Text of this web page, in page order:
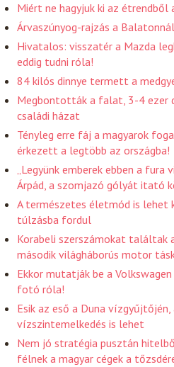
Miért ne hagyjuk ki az étrendből
Árvaszúnyog-rajzás a
Hivatalos: visszatér a Mazda
eddig tudni róla!
84 kilós dinnye termett a
Megbontották a falat, 3-4 ezer
családi házat
Tényleg erre fáj a magyarok
érkezett a legtöbb az országba!
„Legyünk emberek ebben a fura
Árpád, a szomjazó gólyát itató
A természetes életmód is lehet
túlzásba fordul
Korabeli szerszámokat találtak
második világháborús motor
Ekkor mutatják be a
fotó róla!
Esik az eső a Duna
vízszintemelkedés is lehet
Nem jó stratégia pusztán
félnek a magyar cégek a